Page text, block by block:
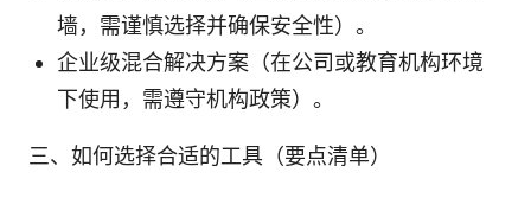
墙，需谨慎选择并确保安全性）。
企业级混合解决方案（在公司或教育机构环境
下使用，需遵守机构政策）。
三、如何选择合适的工具（要点清单）